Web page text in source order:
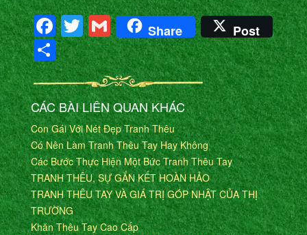
Facebook
Twitter
Gmail
Share Post
Share
CÁC BÀI LIÊN QUAN KHÁC
Con Gái Với Nét Đẹp Tranh Thêu
Có Nên Làm Tranh Thêu Tay Hay Không
Các Bước Thực Hiện Một Bức Tranh Thêu Tay
TRANH THÊU, SỰ GẮN KẾT HOÀN HẢO
TRANH THÊU TAY VÀ GIÁ TRỊ GÓP NHẬT CỦA THỊ
TRƯỜNG
Khăn Thêu Tay Cao Cấp